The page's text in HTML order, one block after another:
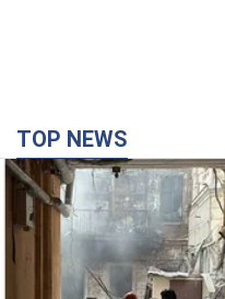
TOP NEWS